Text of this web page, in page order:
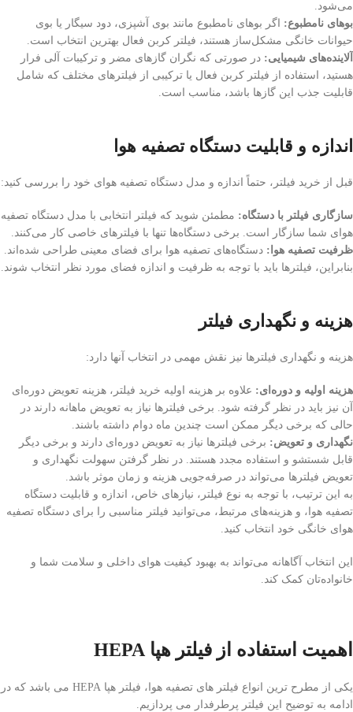
می‌شود.
بوهای نامطبوع: اگر بوهای نامطبوع مانند بوی آشپزی، دود سیگار یا بوی
حیوانات خانگی مشکل‌ساز هستند، فیلتر کربن فعال بهترین انتخاب است.
آلاینده‌های شیمیایی: در صورتی که نگران گازهای مضر و ترکیبات آلی فرار
هستید، استفاده از فیلتر کربن فعال یا ترکیبی از فیلترهای مختلف که شامل
قابلیت جذب این گازها باشد، مناسب است.
اندازه و قابلیت دستگاه تصفیه هوا
قبل از خرید فیلتر، حتماً اندازه و مدل دستگاه تصفیه هوای خود را بررسی کنید:
سازگاری فیلتر با دستگاه: مطمئن شوید که فیلتر انتخابی با مدل دستگاه تصفیه
هوای شما سازگار است. برخی دستگاه‌ها تنها با فیلترهای خاصی کار می‌کنند.
ظرفیت تصفیه هوا: دستگاه‌های تصفیه هوا برای فضای معینی طراحی شده‌اند.
بنابراین، فیلترها باید با توجه به ظرفیت و اندازه فضای مورد نظر انتخاب شوند.
هزینه و نگهداری فیلتر
هزینه و نگهداری فیلترها نیز نقش مهمی در انتخاب آنها دارد:
هزینه اولیه و دوره‌ای: علاوه بر هزینه اولیه خرید فیلتر، هزینه تعویض دوره‌ای
آن نیز باید در نظر گرفته شود. برخی فیلترها نیاز به تعویض ماهانه دارند در
حالی که برخی دیگر ممکن است چندین ماه دوام داشته باشند.
نگهداری و تعویض: برخی فیلترها نیاز به تعویض دوره‌ای دارند و برخی دیگر
قابل شستشو و استفاده مجدد هستند. در نظر گرفتن سهولت نگهداری و
تعویض فیلترها می‌تواند در صرفه‌جویی هزینه و زمان موثر باشد.
به این ترتیب، با توجه به نوع فیلتر، نیازهای خاص، اندازه و قابلیت دستگاه
تصفیه هوا، و هزینه‌های مرتبط، می‌توانید فیلتر مناسبی را برای دستگاه تصفیه
هوای خانگی خود انتخاب کنید.
این انتخاب آگاهانه می‌تواند به بهبود کیفیت هوای داخلی و سلامت شما و
خانواده‌تان کمک کند.
اهمیت استفاده از فیلتر هپا HEPA
یکی از مطرح ترین انواع فیلتر های تصفیه هوا، فیلتر هپا HEPA می باشد که در
ادامه به توضیح این فیلتر پرطرفدار می پردازیم.